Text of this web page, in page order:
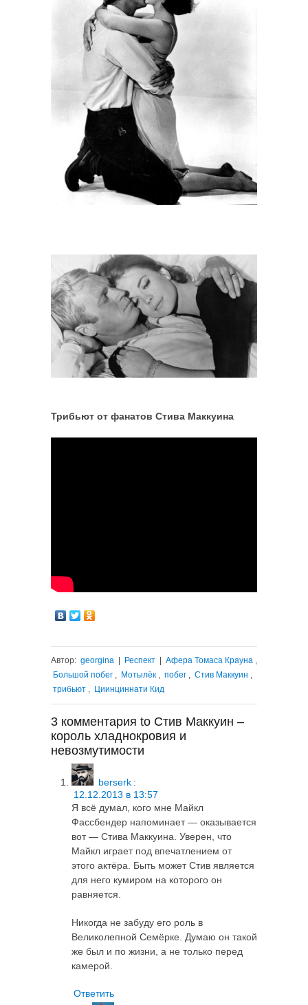
Трибьют от фанатов Стива Маккуина
Автор: georgina Респект Афера Томаса Крауна ,
Большой побег , Мотылёк , побег , Стив Маккуин ,
трибьют , Циинциннати Кид
3 комментария to Стив Маккуин –
король хладнокровия и
невозмутимости
berserk :
12.12.2013 в 13:57
Я всё думал, кого мне Майкл
Фассбендер напоминает — оказывается
вот — Стива Маккуина. Уверен, что
Майкл играет под впечатлением от
этого актёра. Быть может Стив является
для него кумиром на которого он
равняется.
Никогда не забуду его роль в
Великолепной Семёрке. Думаю он такой
же был и по жизни, а не только перед
камерой.
Ответить